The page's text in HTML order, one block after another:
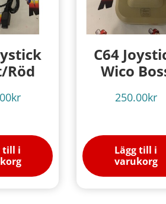
Röd
kr
till i
C64
Wico
250.00kr
Lägg till i
varukorg